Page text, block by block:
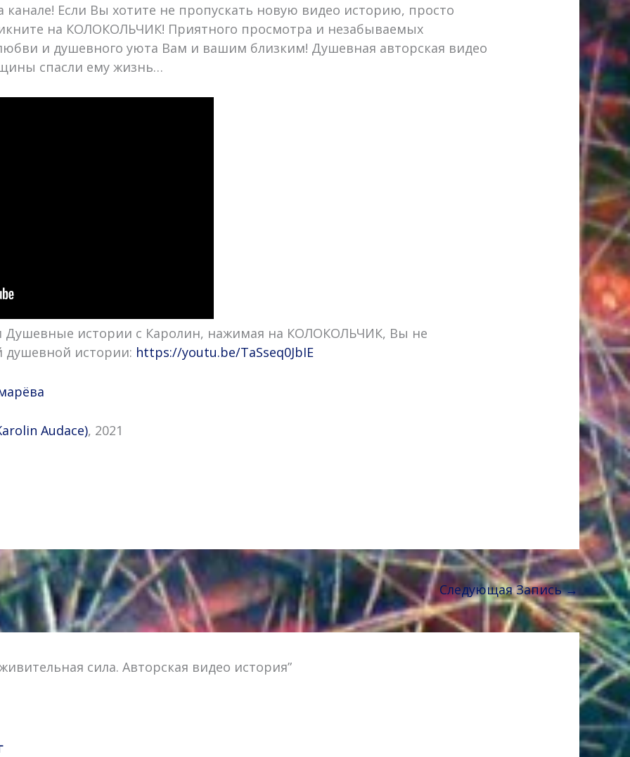
Если Вы хотите не пропускать новую видео историю, просто
на КОЛОКОЛЬЧИК! Приятного просмотра и незабываемых
и душевного уюта Вам и вашим близким! Душевная авторская видео
спасли ему жизнь…
истории с Каролин, нажимая на КОЛОКОЛЬЧИК, Вы не
душевной истории: https://youtu.be/TaSseq0JbIE
Audace), 2021
Следующая Запись→
сила. Авторская видео история”